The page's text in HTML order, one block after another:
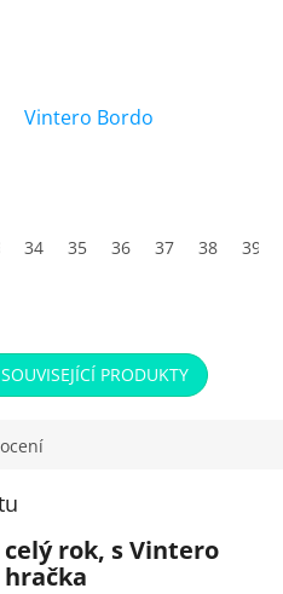
40 41 42 43 44 45
Vintero Bordo
34 35 36 37 38 39
PRODUKTY
rok, s Vintero